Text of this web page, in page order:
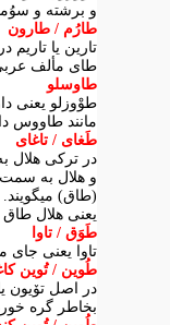
و برشته و
طارُم / طارون
تارین یا تاریم
طای مألف عربی
طاوسلو
طوْوزلو یعنی
مانند طاووس
طَغای / تاغای
در ترکی هلال
و هلال به سمت
(طاق) میگویند.
یعنی هلال طاق
طَوَق / تاوا
تاوا یعنی
طُوین / تُوین
در اصل تۆیون
بخاطر گره